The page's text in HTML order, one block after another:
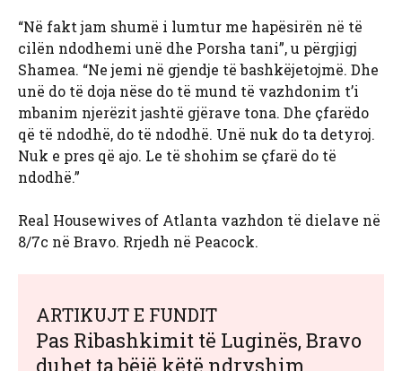
“Në fakt jam shumë i lumtur me hapësirën në të
cilën ndodhemi unë dhe Porsha tani”, u përgjigj
Shamea. “Ne jemi në gjendje të bashkëjetojmë. Dhe
unë do të doja nëse do të mund të vazhdonim t’i
mbanim njerëzit jashtë gjërave tona. Dhe çfarëdo
që të ndodhë, do të ndodhë. Unë nuk do ta detyroj.
Nuk e pres që ajo. Le të shohim se çfarë do të
ndodhë.”
Real Housewives of Atlanta vazhdon të dielave në
8/7c në Bravo. Rrjedh në Peacock.
ARTIKUJT E FUNDIT
Pas Ribashkimit të Luginës, Bravo
duhet ta bëjë këtë ndryshim